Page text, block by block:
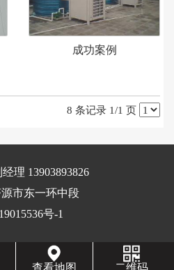
成功案例
8 条记录 1/1 页
理 13903893826
市东一环中段
号-1
查看地图 二维码